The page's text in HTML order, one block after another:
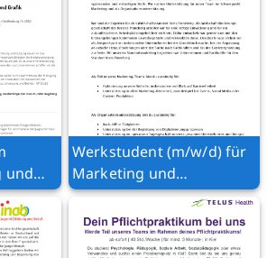
und
Werkstudent (m/w/d) für
Marketing und
Büroorganisation